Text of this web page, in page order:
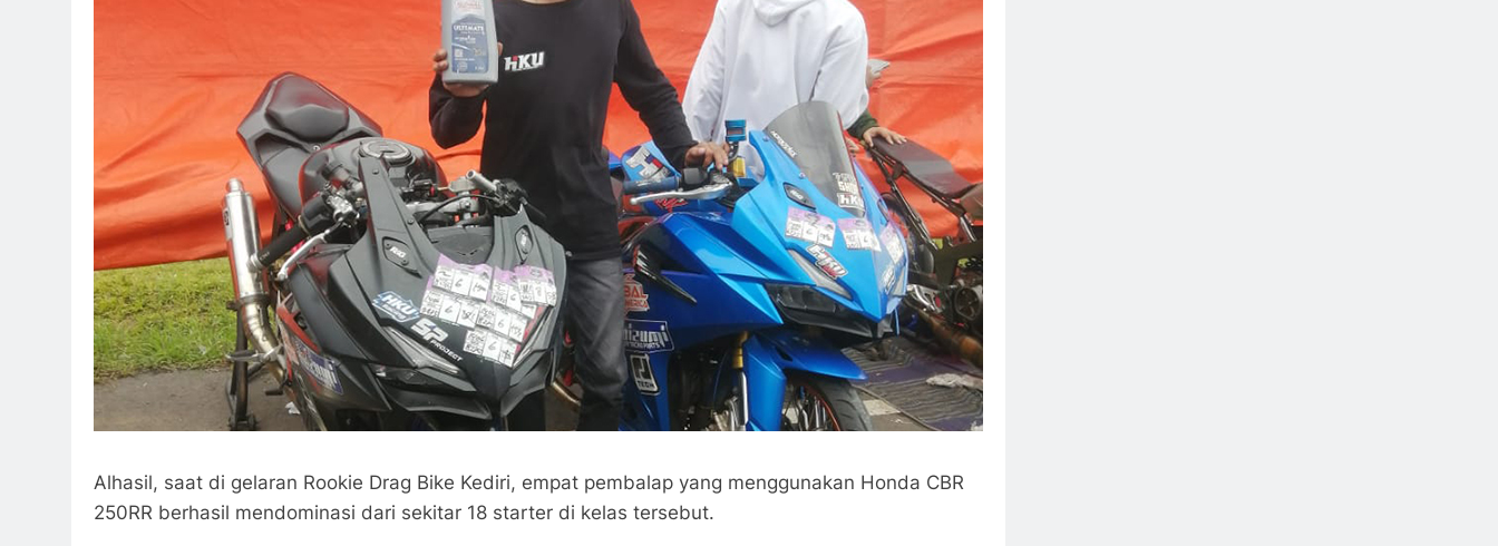
Alhasil, saat di gelaran Rookie Drag Bike Kediri, empat pembalap yang menggunakan Honda CBR
250RR berhasil mendominasi dari sekitar 18 starter di kelas tersebut.